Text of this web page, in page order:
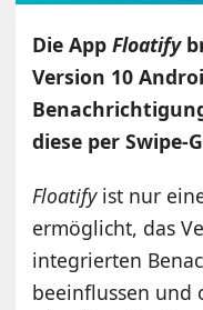
Die AppFloatify
Version 10
diese per Swipe-
Floatifyist nur
ermöglicht, das
integrierten
beeinflussen und